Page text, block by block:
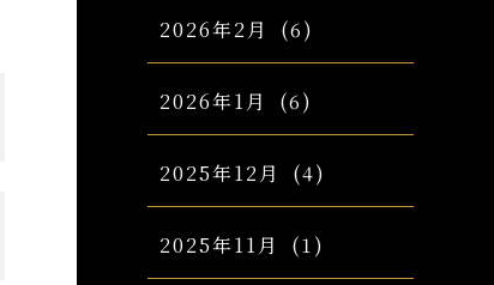
2026年2月 (6)
2026年1月 (6)
2025年12月 (4)
2025年11月 (1)